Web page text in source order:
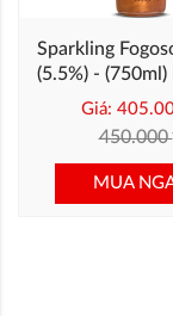
Sparkling
(5.5%) - (750ml)
Giá:
450.000
MUA